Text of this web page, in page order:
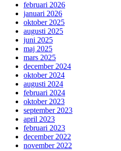
februari 2026
januari 2026
oktober 2025
augusti 2025
juni 2025
maj 2025
mars 2025
december 2024
oktober 2024
augusti 2024
februari 2024
oktober 2023
september 2023
april 2023
februari 2023
december 2022
november 2022